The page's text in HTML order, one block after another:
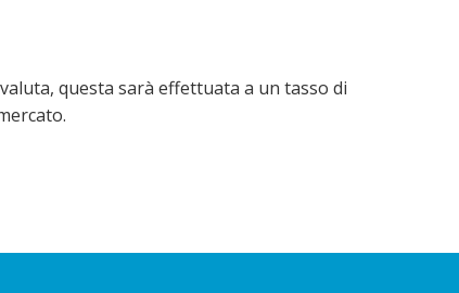
questa sarà effettuata a un tasso di